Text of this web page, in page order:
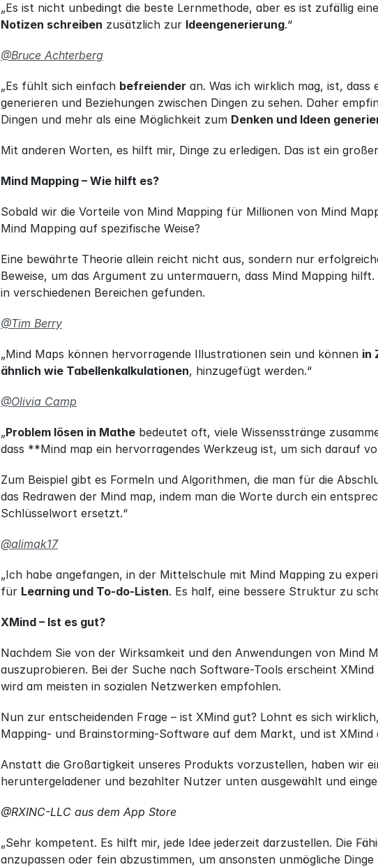
„Es ist nicht unbedingt die beste Lernmethode, aber es ist zufällig
Notizen schreiben zusätzlich zur Ideengenerierung.“
@Bruce Achterberg
„Es fühlt sich einfach befreiender an. Was ich wirklich mag, ist, dass
generieren und Beziehungen zwischen Dingen zu sehen. Daher
Dingen und mehr als eine Möglichkeit zum Denken und Ideen
Mit anderen Worten, es hilft mir, Dinge zu erledigen. Das ist ein
Mind Mapping – Wie hilft es?
Sobald wir die Vorteile von Mind Mapping für Millionen von Mind
Mind Mapping auf spezifische Weise?
Eine bewährte Theorie allein reicht nicht aus, sondern nur
Beweise, um das Argument zu untermauern, dass Mind Mapping
in verschiedenen Bereichen gefunden.
@Tim Berry
„Mind Maps können hervorragende Illustrationen sein und können in
ähnlich wie Tabellenkalkulationen, hinzugefügt werden.“
@Olivia Camp
„Problem lösen in Mathe bedeutet oft, viele Wissensstränge
dass **Mind map ein hervorragendes Werkzeug ist, um sich darauf
Zum Beispiel gibt es Formeln und Algorithmen, die man für die
das Redrawen der Mind map, indem man die Worte durch ein
Schlüsselwort ersetzt.“
@alimak17
„Ich habe angefangen, in der Mittelschule mit Mind Mapping zu
für Learning und To-do-Listen. Es half, eine bessere Struktur zu
XMind – Ist es gut?
Nachdem Sie von der Wirksamkeit und den Anwendungen von Mind
auszuprobieren. Bei der Suche nach Software-Tools erscheint
wird am meisten in sozialen Netzwerken empfohlen.
Nun zur entscheidenden Frage – ist XMind gut? Lohnt es sich
Mapping- und Brainstorming-Software auf dem Markt, und ist XMind
Anstatt die Großartigkeit unseres Produkts vorzustellen, haben wir
heruntergeladener und bezahlter Nutzer unten ausgewählt und
@RXINC-LLC aus dem App Store
„Sehr kompetent. Es hilft mir, jede Idee jederzeit darzustellen. Die
anzupassen oder fein abzustimmen, um ansonsten unmögliche